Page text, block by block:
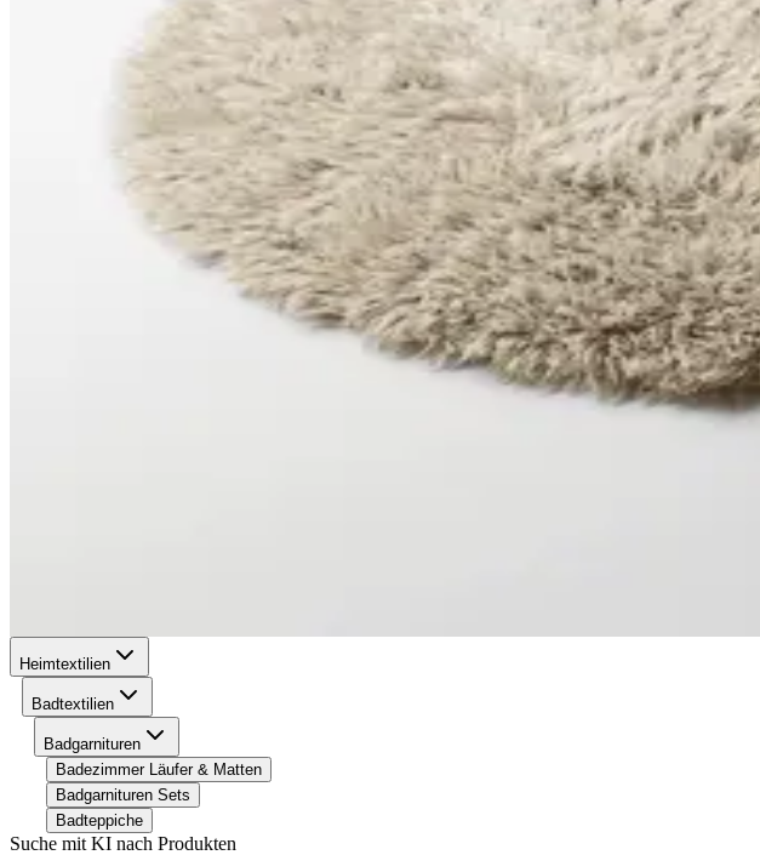
Heimtextilien
Badtextilien
Badgarnituren
Badezimmer Läufer & Matten
Badgarnituren Sets
Badteppiche
Suche mit KI nach Produkten